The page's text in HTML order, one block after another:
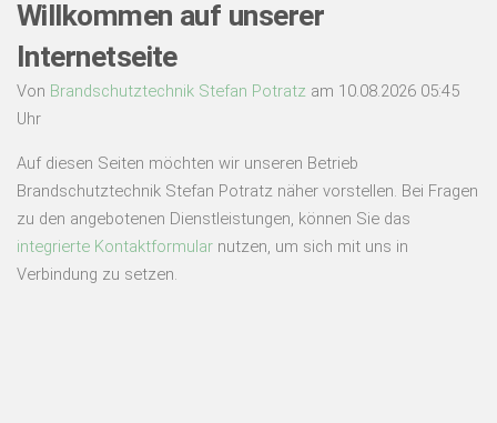
Willkommen auf unserer
Internetseite
Von Brandschutztechnik Stefan Potratzam 10.08.2026 05:45
Uhr
Auf diesen Seiten möchten wir unseren Betrieb
Brandschutztechnik Stefan Potratz näher vorstellen. Bei Fragen
zu den angebotenen Dienstleistungen, können Sie das
integrierte Kontaktformularnutzen, um sich mit uns in
Verbindung zu setzen.